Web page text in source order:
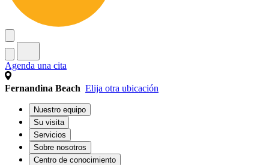
Agenda una cita
Fernandina Beach Elija otra ubicación
Nuestro equipo
Su visita
Servicios
Sobre nosotros
Centro de conocimiento